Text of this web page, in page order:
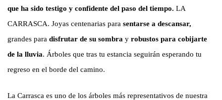
que ha sido testigo y confidente del paso del tiempo. LA
CARRASCA. Joyas centenarias para sentarse a descansar,
grandes para disfrutar de su sombra y robustos para cobijarte
de la lluvia. Árboles que tras tu estancia seguirán esperando tu
regreso en el borde del camino.
La Carrasca es uno de los árboles más representativos de nuestra